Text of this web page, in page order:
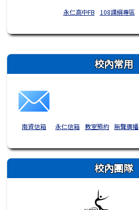
永仁高中FB 108課綱專區
右邊區域內容 校內常用
南資信箱 永仁信箱 教室預約 無聲廣播
校內團隊